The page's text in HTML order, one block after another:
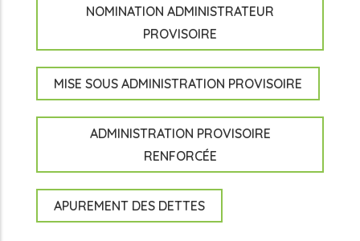
NOMINATION ADMINISTRATEUR
PROVISOIRE
MISE SOUS ADMINISTRATION PROVISOIRE
ADMINISTRATION PROVISOIRE
RENFORCÉE
APUREMENT DES DETTES